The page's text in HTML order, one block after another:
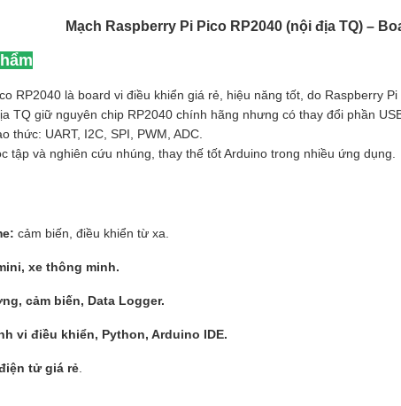
Mạch Raspberry Pi Pico RP2040 (nội địa TQ) –
RP2040 là board vi điều khiển giá rẻ, hiệu năng tốt, do Raspberry Pi
TQ giữ nguyên chip RP2040 chính hãng nhưng có thay đổi phần
thức: UART, I2C, SPI, PWM, ADC.
tập và nghiên cứu nhúng, thay thế tốt Arduino trong nhiều ứng dụng.
cảm biến, điều khiển từ xa.
xe thông minh.
cảm biến, Data Logger.
vi điều khiển, Python, Arduino IDE.
tử giá rẻ